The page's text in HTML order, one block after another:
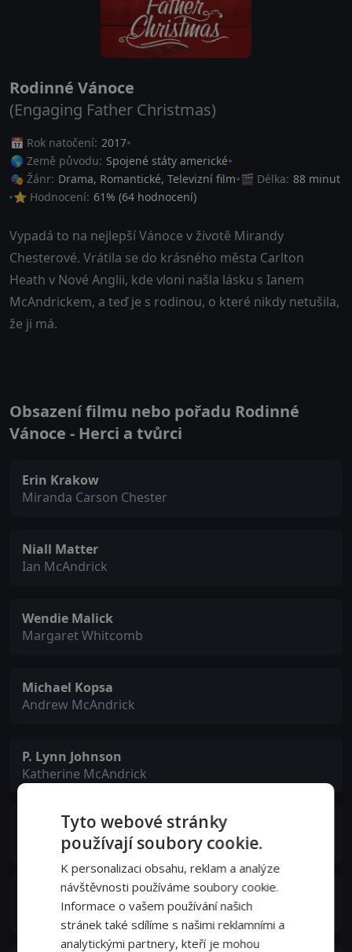
Rodinné Vánoce
(Engaging Father Christmas)
📅 Rok natočení: 2017
🌎 Země původu: Spojené státy americké
🎭 Žánr: Drama, Romantické, Televizní film 🎬 Délka: 88 minut
⭐ Hodnocení: 61% (64 hodnocení)
Vypadá to na nejlepší Vánoce v životě Mirandy
Chesterové. Vrátila se do krásného města Carlton
Heath v Nové Anglii, kde vloni našla lásku s Ianem
McAndrickem, a teď je s rodinou, o které nikdy netušila,
že ji má.
Obsazení filmu nebo pořadu Rodinné
Vánoce - Herci a tvůrci
Erin Krakow
Miranda Carson Chester
Niall Matter
Ian McAndrick
Wendie Malick
Margaret Whitcomb
Michael Kopsa
Andrew McAndrick
P. Lynn Johnson
Katherine McAndrick
Aliyah O'Brien
Ellie Whitcomb
Bethany Brown
Annie Jacobs
Tyto webové stránky
používají soubory cookie.
K personalizaci obsahu, reklam a analýze
návštěvnosti používáme soubory cookie.
Informace o vašem používání našich
stránek také sdílíme s našimi reklamními a
analytickými partnery, kteří je mohou